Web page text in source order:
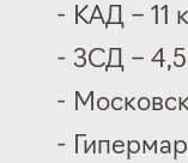
- КАД – 11
- ЗСД –
-
-